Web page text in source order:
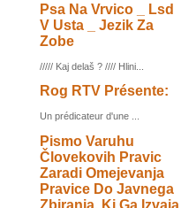
Psa Na Vrvico _ Lsd
V Usta _ Jezik Za
Zobe
///// Kaj delaš ? //// Hlini...
Rog RTV Présente:
Un prédicateur d'une ...
Pismo Varuhu
Človekovih Pravic
Zaradi Omejevanja
Pravice Do Javnega
Zbiranja, Ki Ga Izvaja